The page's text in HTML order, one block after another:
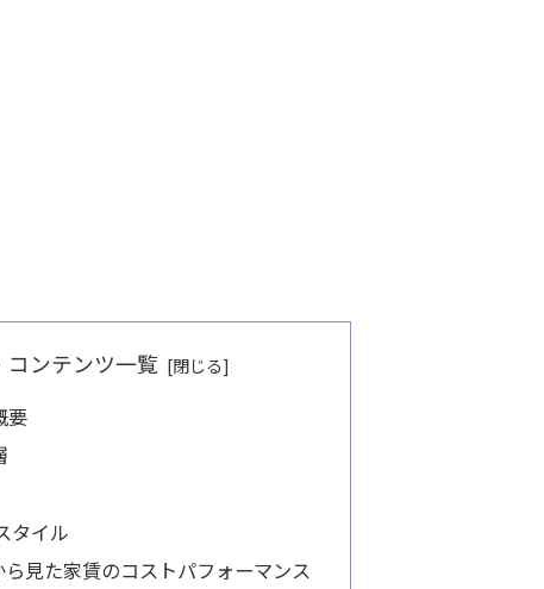
コンテンツ一覧
要
タイル
見た家賃のコストパフォーマンス